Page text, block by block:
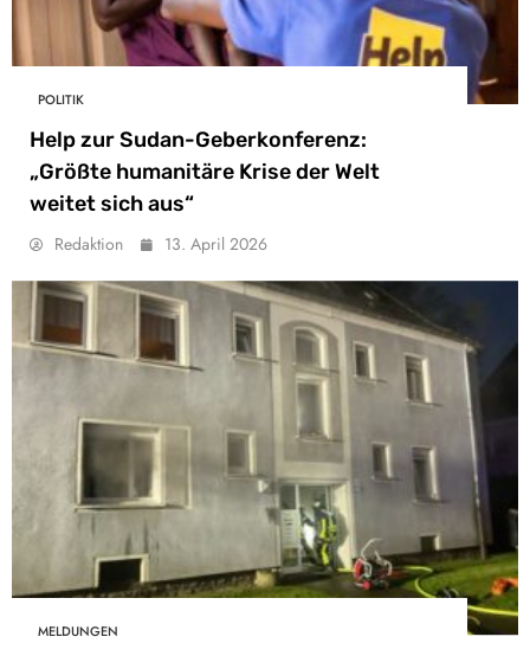
POLITIK
Help zur Sudan-Geberkonferenz:
„Größte humanitäre Krise der Welt
weitet sich aus“
Redaktion 13. April 2026
MELDUNGEN